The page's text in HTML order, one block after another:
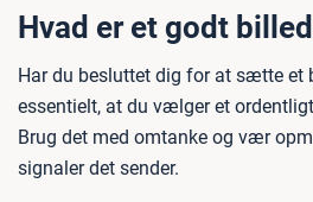
Hvad er et godt
Har du besluttet dig for at sætte et
essentielt, at du vælger et
Brug det med omtanke og vær
signaler det sender.